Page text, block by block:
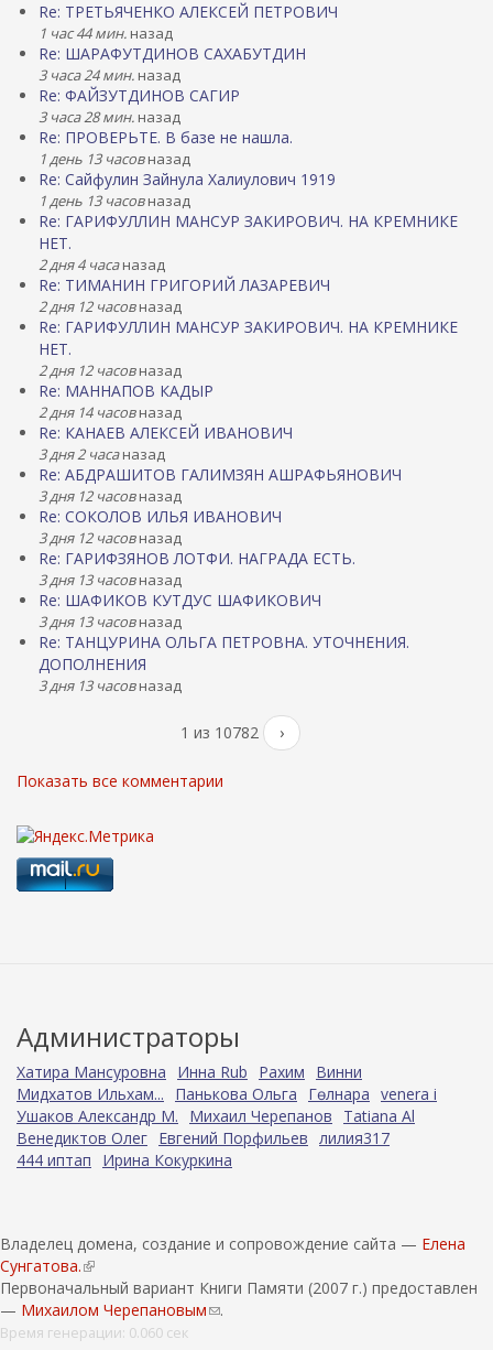
Re: ТРЕТЬЯЧЕНКО АЛЕКСЕЙ ПЕТРОВИЧ
1 час 44 мин. назад
Re: ШАРАФУТДИНОВ САХАБУТДИН
3 часа 24 мин. назад
Re: ФАЙЗУТДИНОВ САГИР
3 часа 28 мин. назад
Re: ПРОВЕРЬТЕ. В базе не нашла.
1 день 13 часовназад
Re: Сайфулин Зайнула Халиулович 1919
1 день 13 часовназад
Re: ГАРИФУЛЛИН МАНСУР ЗАКИРОВИЧ. НА КРЕМНИКЕ
НЕТ.
2 дня 4 часаназад
Re: ТИМАНИН ГРИГОРИЙ ЛАЗАРЕВИЧ
2 дня 12 часовназад
Re: ГАРИФУЛЛИН МАНСУР ЗАКИРОВИЧ. НА КРЕМНИКЕ
НЕТ.
2 дня 12 часовназад
Re: МАННАПОВ КАДЫР
2 дня 14 часовназад
Re: КАНАЕВ АЛЕКСЕЙ ИВАНОВИЧ
3 дня 2 часаназад
Re: АБДРАШИТОВ ГАЛИМЗЯН АШРАФЬЯНОВИЧ
3 дня 12 часовназад
Re: СОКОЛОВ ИЛЬЯ ИВАНОВИЧ
3 дня 12 часовназад
Re: ГАРИФЗЯНОВ ЛОТФИ. НАГРАДА ЕСТЬ.
3 дня 13 часовназад
Re: ШАФИКОВ КУТДУС ШАФИКОВИЧ
3 дня 13 часовназад
Re: ТАНЦУРИНА ОЛЬГА ПЕТРОВНА. УТОЧНЕНИЯ.
ДОПОЛНЕНИЯ
3 дня 13 часовназад
1 из 10782 ›
Показать все комментарии
Администраторы
Хатира Мансуровна Инна Rub Рахим
Винни
Мидхатов Ильхам...
Панькова Ольга Гөлнара venera i
Ушаков Александр М.
Михаил Черепанов
Tatiana Al
Венедиктов Олег Евгений Порфильев лилия317
444 иптап
Ирина Кокуркина
Владелец домена, создание и сопровождение сайта — Елена
Сунгатова.(
в
н
е
Первоначальный вариант Книги Памяти (2007 г.) предоставлен
— Михаилом Черепановым( .
Время генерации: 0.060 сек